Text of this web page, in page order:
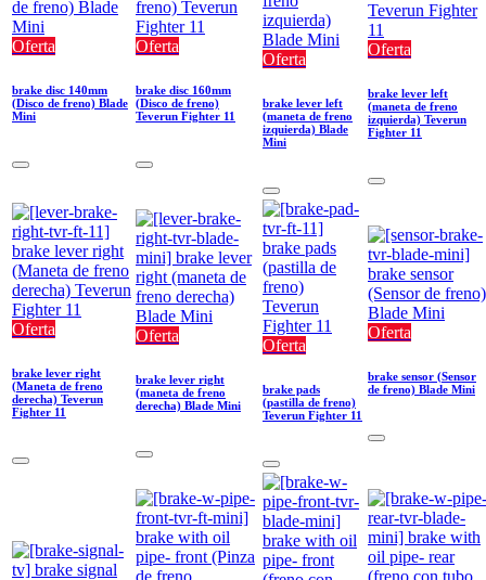
Oferta
brake disc 140mm
(Disco de freno) Blade
Mini
Oferta
brake disc 160mm
(Disco de freno)
Teverun Fighter 11
Oferta
brake lever left
(maneta de freno
izquierda) Blade
Mini
Oferta
brake lever left
(maneta de freno
izquierda) Teverun
Fighter 11
Oferta
brake lever right
(Maneta de freno
derecha) Teverun
Fighter 11
Oferta
brake lever right
(maneta de freno
derecha) Blade Mini
Oferta
brake pads
(pastilla de freno)
Teverun Fighter 11
Oferta
brake sensor (Sensor
de freno) Blade Mini